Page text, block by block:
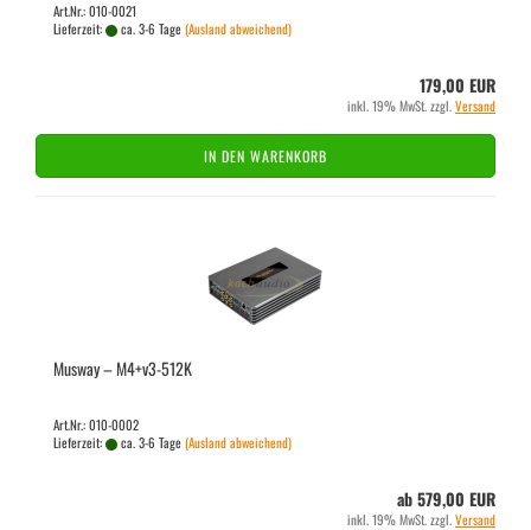
Art.Nr.: 010-0021
Lieferzeit:
ca. 3-6 Tage(Ausland abweichend)
179,00 EUR
inkl. 19% MwSt. zzgl.Versand
IN DEN WARENKORB
Mus­way – M4+v3-​512K
Art.Nr.: 010-0002
Lieferzeit:
ca. 3-6 Tage(Ausland abweichend)
ab 579,00 EUR
inkl. 19% MwSt. zzgl.Versand